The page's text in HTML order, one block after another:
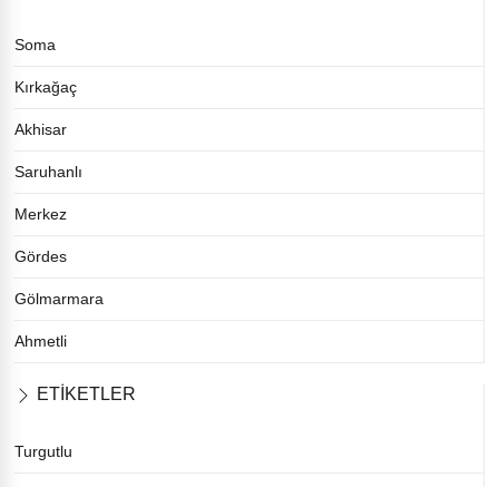
Soma
Kırkağaç
Akhisar
Saruhanlı
Merkez
Gördes
Gölmarmara
Ahmetli
ETİKETLER
Turgutlu